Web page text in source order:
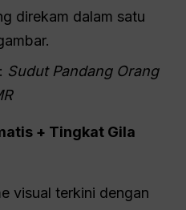
direkam dalam satu
Sudut Pandang Orang
+ Tingkat Gila
visual terkini dengan